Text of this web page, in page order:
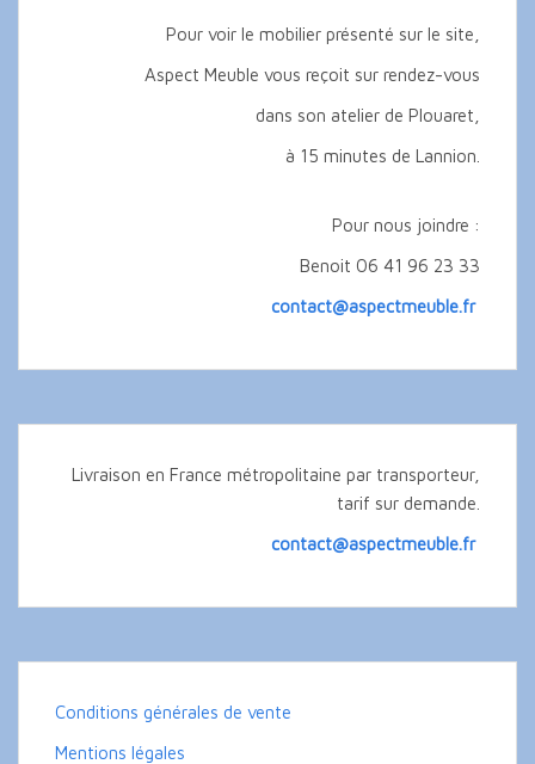
Pour voir le mobilier présenté sur le site,
Aspect Meuble vous reçoit sur rendez-vous
dans son atelier de Plouaret,
à 15 minutes de Lannion.
Pour nous joindre :
Benoit 06 41 96 23 33
contact@aspectmeuble.fr
Livraison en France métropolitaine par transporteur,
tarif sur demande.
contact@aspectmeuble.fr
Conditions générales de vente
Mentions légales